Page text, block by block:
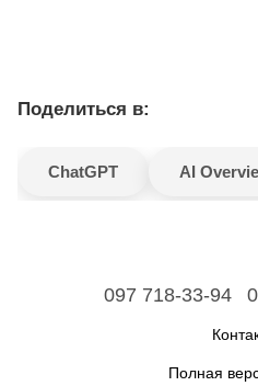
Поделиться в:
ChatGPT AI
097 718-33-94
Полная